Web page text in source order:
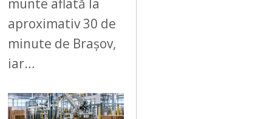
munte aflată la
aproximativ 30 de
minute de Brașov,
iar…